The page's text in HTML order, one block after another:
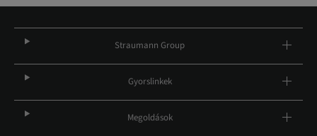
Straumann Group
Gyorslinkek
Megoldások